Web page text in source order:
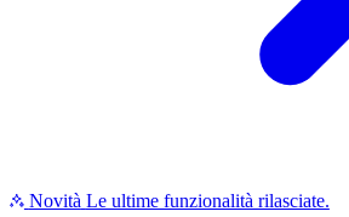
Novità Le ultime funzionalità rilasciate.